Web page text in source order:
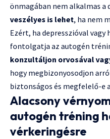
önmagában nem alkalmas a
veszélyes is lehet, ha nem
Ezért, ha depresszióval vagy
fontolgatja az autogén
konzultáljon orvosával
hogy megbizonyosodjon
biztonságos és megfelelő-e
Alacsony
autogén tréning
vérkeringésre